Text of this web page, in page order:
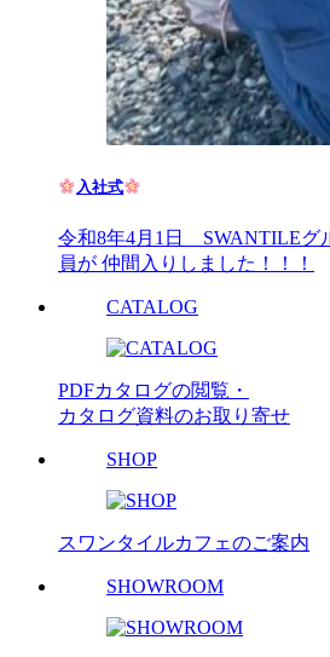
入社式
令和8年4月1日 SWANTILEグ
員が 仲間入りしました！！！
CATALOG
PDFカタログの閲覧・
カタログ資料のお取り寄せ
SHOP
スワンタイルカフェのご案内
SHOWROOM